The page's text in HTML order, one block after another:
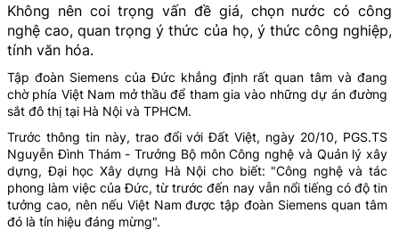
Không nên coi trọng vấn đề giá, chọn nước có công
nghệ cao, quan trọng ý thức của họ, ý thức công nghiệp,
tính văn hóa.
Tập đoàn Siemens của Đức khẳng định rất quan tâm và đang
chờ phía Việt Nam mở thầu để tham gia vào những dự án đường
sắt đô thị tại Hà Nội và TPHCM.
Trước thông tin này, trao đổi với Đất Việt, ngày 20/10, PGS.TS
Nguyễn Đình Thám - Trưởng Bộ môn Công nghệ và Quản lý xây
dựng, Đại học Xây dựng Hà Nội cho biết: "Công nghệ và tác
phong làm việc của Đức, từ trước đến nay vẫn nổi tiếng có độ tin
tưởng cao, nên nếu Việt Nam được tập đoàn Siemens quan tâm
đó là tín hiệu đáng mừng".